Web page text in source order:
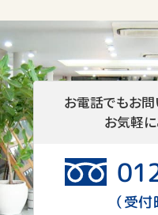
個人情報の
弊社は、お客さ
して、以下の
ていただきます
墓地斡旋
案と名義継
管理代行
施設利用
お電話でもお問
お気軽に
（受